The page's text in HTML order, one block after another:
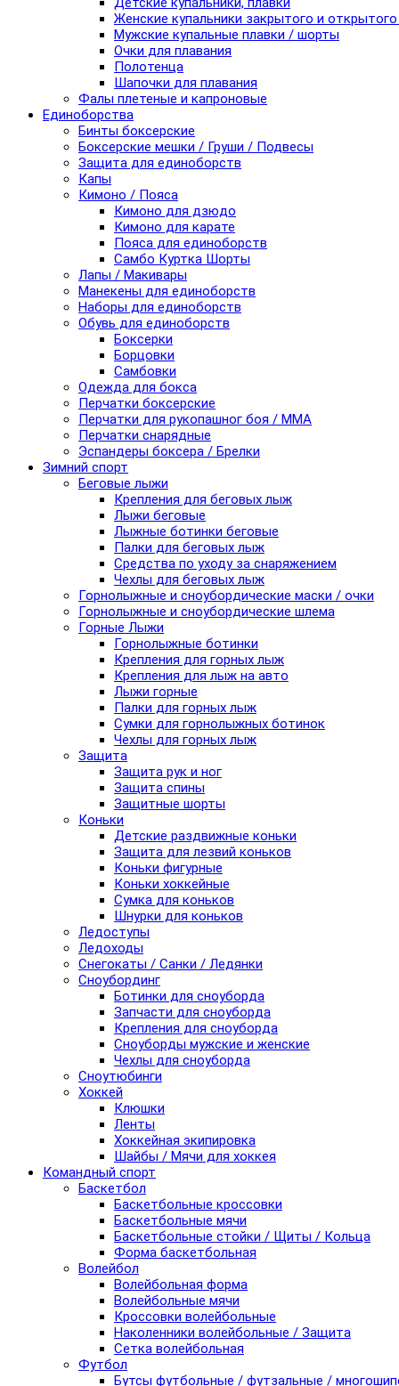
Женские купальники закрытого и
Мужские купальные плавки / шорты
Очки для плавания
Полотенца
Шапочки для плавания
Фалы плетеные и капроновые
Единоборства
Бинты боксерские
Боксерские мешки / Груши / Подвесы
Защита для единоборств
Капы
Кимоно / Пояса
Кимоно для дзюдо
Кимоно для карате
Пояса для единоборств
Самбо Куртка Шорты
Лапы / Макивары
Манекены для единоборств
Наборы для единоборств
Обувь для единоборств
Боксерки
Борцовки
Самбовки
Одежда для бокса
Перчатки боксерские
Перчатки для рукопашног боя / ММА
Перчатки снарядные
Эспандеры боксера / Брелки
Зимний спорт
Беговые лыжи
Крепления для беговых лыж
Лыжи беговые
Лыжные ботинки беговые
Палки для беговых лыж
Средства по уходу за снаряжением
Чехлы для беговых лыж
Горнолыжные и сноубордические маски / очки
Горнолыжные и сноубордические шлема
Горные Лыжи
Горнолыжные ботинки
Крепления для горных лыж
Крепления для лыж на авто
Лыжи горные
Палки для горных лыж
Сумки для горнолыжных ботинок
Чехлы для горных лыж
Защита
Защита рук и ног
Защита спины
Защитные шорты
Коньки
Детские раздвижные коньки
Защита для лезвий коньков
Коньки фигурные
Коньки хоккейные
Сумка для коньков
Шнурки для коньков
Ледоступы
Ледоходы
Снегокаты / Санки / Ледянки
Сноубординг
Ботинки для сноуборда
Запчасти для сноуборда
Крепления для сноуборда
Сноуборды мужские и женские
Чехлы для сноуборда
Сноутюбинги
Хоккей
Клюшки
Ленты
Хоккейная экипировка
Шайбы / Мячи для хоккея
Командный спорт
Баскетбол
Баскетбольные кроссовки
Баскетбольные мячи
Баскетбольные стойки / Щиты / Кольца
Форма баскетбольная
Волейбол
Волейбольная форма
Волейбольные мячи
Кроссовки волейбольные
Наколенники волейбольные / Защита
Сетка волейбольная
Футбол
Бутсы футбольные / футзальные /